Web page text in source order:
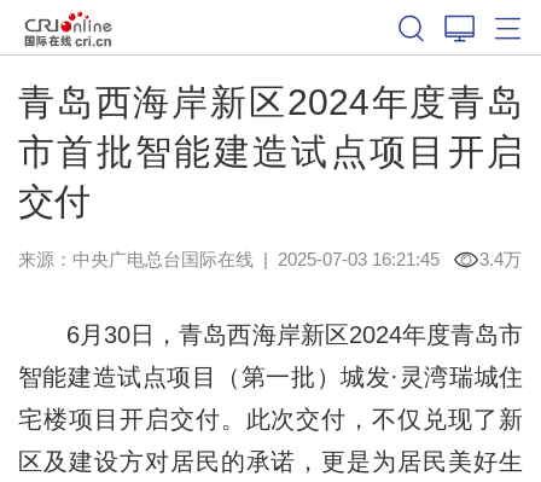
青岛西海岸新区2024年度青岛
市首批智能建造试点项目开启
交付
来源：中央广电总台国际在线| 2025-07-03 16:21:45 3.4万
6月30日，青岛西海岸新区2024年度青岛市
智能建造试点项目（第一批）城发·灵湾瑞城住
宅楼项目开启交付。此次交付，不仅兑现了新
区及建设方对居民的承诺，更是为居民美好生